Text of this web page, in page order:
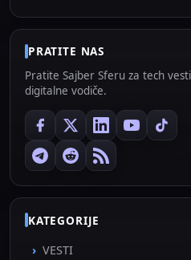
PRATITE NAS
Pratite Sajber Sferu za tech
digitalne vodiče.
KATEGORIJE
VESTI